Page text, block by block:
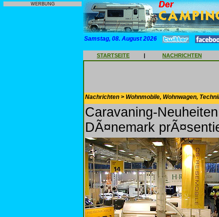
WERBUNG
Samstag, 08. August 2026
STARTSEITE | NACHRICHTEN
Nachrichten > Wohnmobile, Wohnwagen,
Caravaning-
DÃ¤nemark